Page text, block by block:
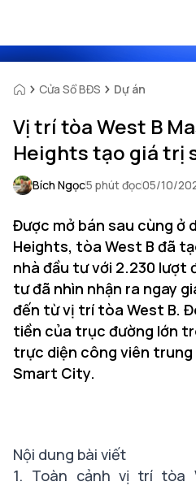
Cửa Sổ BĐS Dự án
Vị trí tòa West B
Heights tạo giá trị
Bích Ngọc5 phút đọc05/10/
Được mở bán sau cùng ở
Heights, tòa West B đã
nhà đầu tư với 2.230 lượt
tư đã nhìn nhận ra ngay
đến từ vị trí tòa West B.
tiền của trục đường lớn
trực diện công viên
Smart City.
Nội dung bài viết
1. Toàn cảnh vị trí tòa